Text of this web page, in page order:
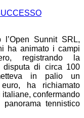
Sunnit SRL,
ha animato i campi
registrando la
di circa 100
in palio un
ha richiamato
confermando
tennistico